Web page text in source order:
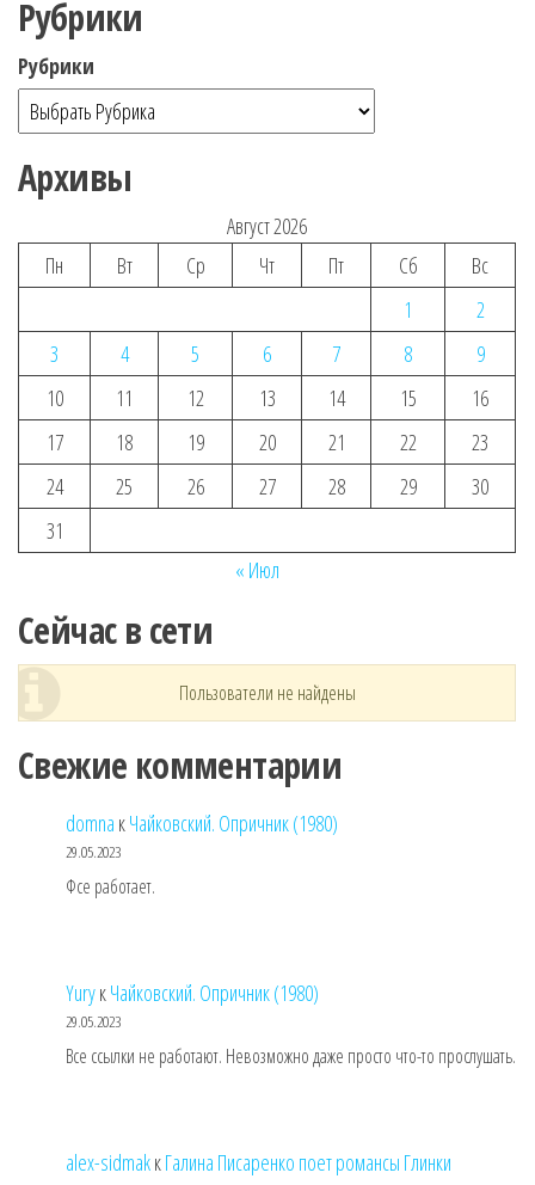
Рубрики
Рубрики
Архивы
Август 2026
Пн
Вт Ср Чт Пт Сб
Вс
1
2
3
4 5 6 7 8
9
10
11 12 13 14 15
16
17
18 19 20 21 22
23
24
25 26 27 28 29
30
31
« Июл
Сейчас в сети
Пользователи не найдены
Свежие комментарии
domna кЧайковский. Опричник (1980)
29.05.2023
Фсе работает.
YuryкЧайковский. Опричник (1980)
29.05.2023
Все ссылки не работают. Невозможно даже просто что-то прослушать.
alex-sidmakкГалина Писаренко поет романсы Глинки